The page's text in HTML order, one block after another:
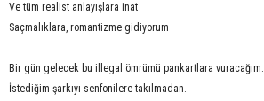
Ve tüm realist anlayışlara inat
Saçmalıklara, romantizme gidiyorum
Bir gün gelecek bu illegal ömrümü pankartlara vuracağım.
İstediğim şarkıyı senfonilere takılmadan.